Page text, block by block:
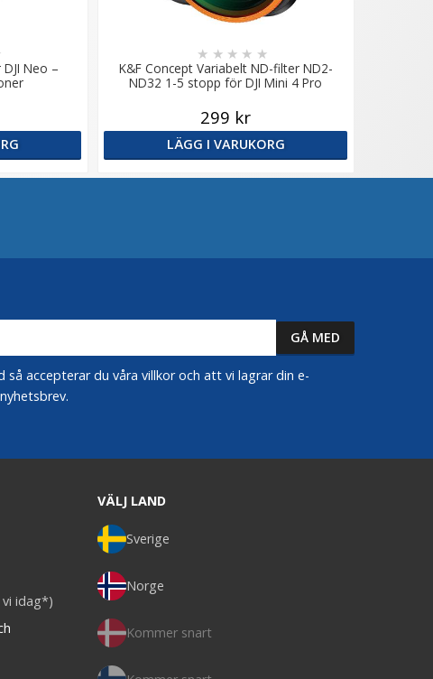
DJI Neo –
K&F Concept Variabelt ND-filter ND2-
ND32 1-5 stopp för DJI Mini 4 Pro
★ ★ ★ ★ ★
299 kr
LÄGG I VARUKORG
så accepterar du våra villkor och att vi lagrar din e-
vi idag*)
VÄLJ LAND
Sverige
Norge
Kommer snart